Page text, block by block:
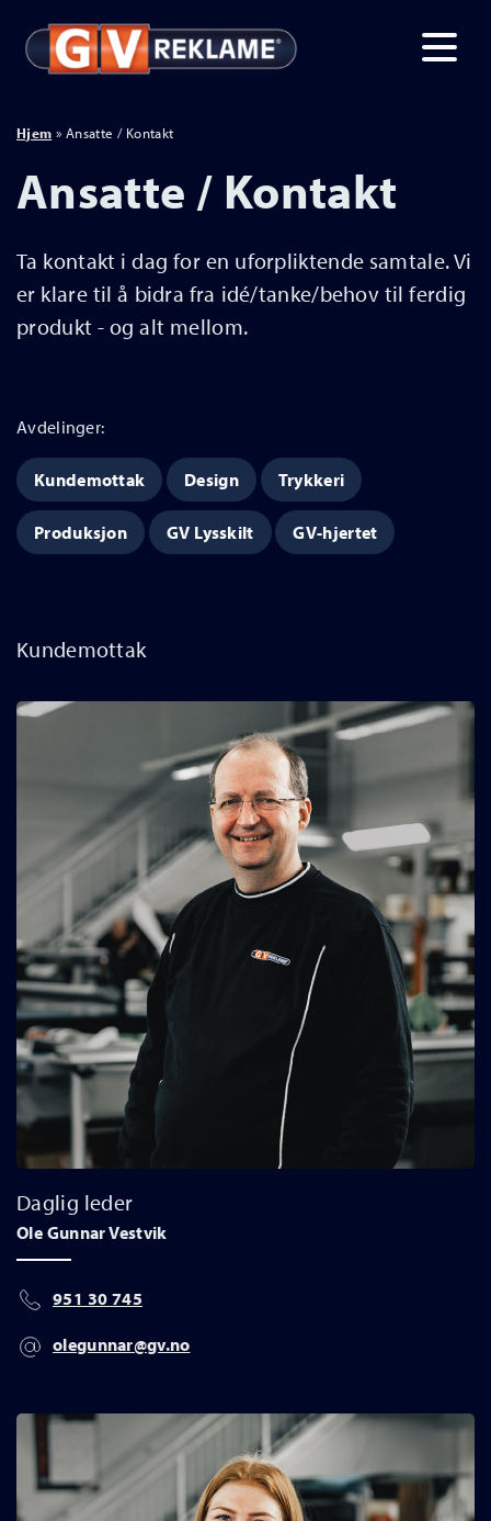
Hjem »Ansatte / Kontakt
Ansatte / Kontakt
Ta kontakt i dag for en uforpliktende samtale. Vi
er klare til å bidra fra idé/tanke/behov til ferdig
produkt - og alt mellom.
Avdelinger:
Kundemottak Design Trykkeri
Produksjon GV Lysskilt GV-hjertet
Kundemottak
Daglig leder
Ole Gunnar Vestvik
951 30 745
olegunnar@gv.no